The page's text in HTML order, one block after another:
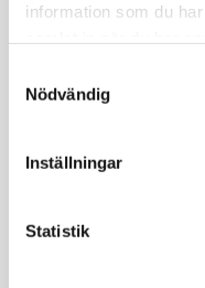
information som du
Nödvändig
Inställningar
Statistik